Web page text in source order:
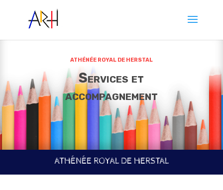
ATHÉNÉE ROYAL DE HERSTAL
Services et
accompagnement
ATHÉNÉE ROYAL DE HERSTAL